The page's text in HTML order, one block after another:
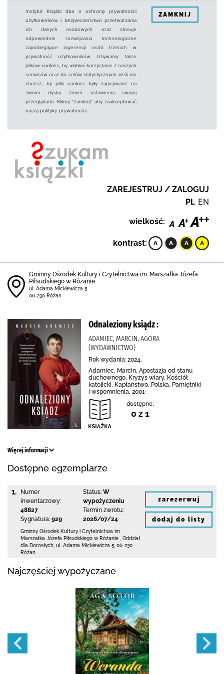
Instytut Książki dba o ochronę prywatności
użytkowników i bezpieczeństwo przetwarzania
ich danych osobowych oraz stosuje
odpowiednie rozwiązania technologiczne
zapobiegające ingerencji osób trzecich w
prywatność użytkowników. Używamy także
plików cookies, by ułatwić korzystanie z naszych
serwisów oraz do celów statystycznych.Jeśli nie
chcesz, by pliki cookies były zapisywane na
Twoim dysku zmień ustawienia swojej
przeglądarki. Kliknij "Zamknij" aby zaakceptować
naszą politykę prywatności.
ZAMKNIJ
ZAREJESTRUJ / ZALOGUJ
PL EN
wielkość:
kontrast:
Gminny Ośrodek Kultury i Czytelnictwa im. Marszałka Józefa
Piłsudskiego w Różanie
ul. Adama Mickiewicza 5
06-230 Różan
Odnaleziony ksiądz :
ADAMIEC, MARCIN, AGORA
(WYDAWNICTWO)
Rok wydania: 2024.
Adamiec, Marcin, Apostazja od stanu
duchownego, Kryzys wiary, Kościół
katolicki, Kapłaństwo, Polska, Pamiętniki
i wspomnienia, 2001-
dostępne:
0 z 1
Więcej informacji
Dostępne egzemplarze
1.
Numer
inwentarzowy:
48827
Sygnatura: 929
Status: W
wypożyczeniu
Termin zwrotu:
2026/07/24
Gminny Ośrodek Kultury i Czytelnictwa im.
Marszałka Józefa Piłsudskiego w Różanie
Oddział
dla Dorosłych, ul. Adama Mickiewicza 5 06-230
Różan
zarezerwuj
dodaj do listy
Najczęściej wypożyczane